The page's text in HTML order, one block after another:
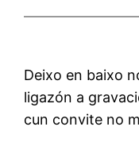
Deixo en baixo
ligazón a
cun convite no